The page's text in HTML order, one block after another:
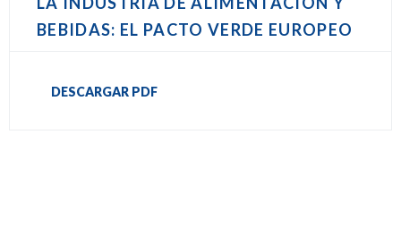
BEBIDAS: EL PACTO VERDE EUROPEO
DESCARGAR PDF